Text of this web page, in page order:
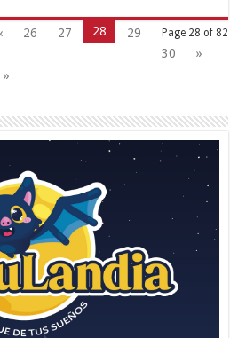
Page 28 of 82
26 27 28
29
30
»
»